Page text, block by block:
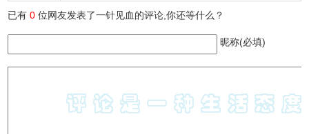
将PDF转换成Word/Excel/PPT
顶部工具栏切换到【转换】标签页，选择“到 MS Office”下拉
菜单里的“到 Word”或“到 Word 97-2003”、Excel、PPT等，
已有0 位网友发表了一针见血的评论,你还等什么？
昵称(必填)